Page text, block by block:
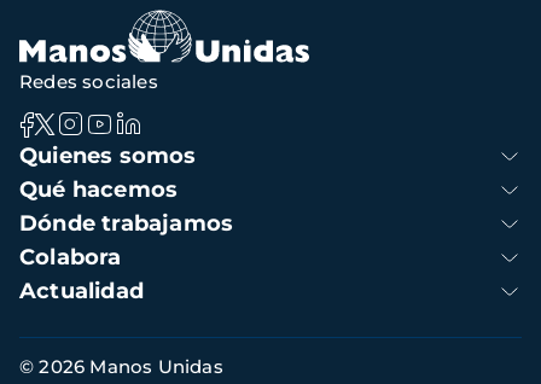
Navegación
principal
Quienes somos
Qué hacemos
Dónde trabajamos
Colabora
Actualidad
Redes sociales
Información
© 2026 Manos Unidas